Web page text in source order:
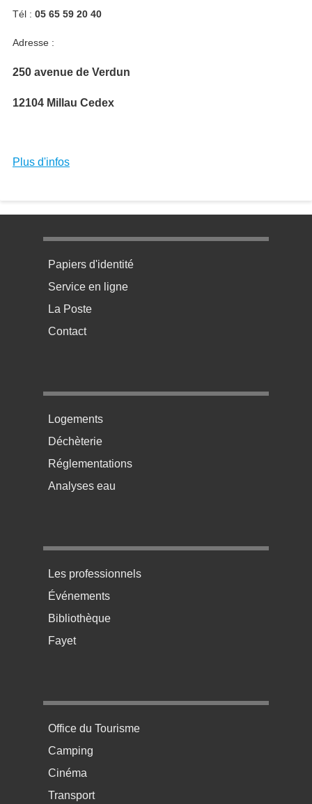
Tél : 05 65 59 20 40
Adresse :
250 avenue de Verdun
12104 Millau Cedex
Plus d'infos
Menu pratique bas de page 1
Papiers d'identité
Service en ligne
La Poste
Contact
Menu pratique bas de page 2
Logements
Déchèterie
Réglementations
Analyses eau
Menu pratique bas de page 3
Les professionnels
Événements
Bibliothèque
Fayet
Menu pratique bas de page 4
Office du Tourisme
Camping
Cinéma
Transport